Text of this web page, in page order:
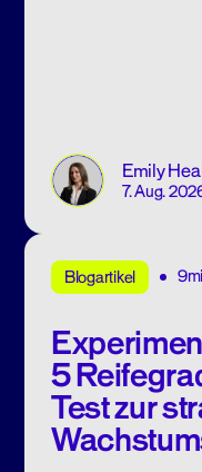
Emily
7. Aug.
Blogartikel
5
Test zur